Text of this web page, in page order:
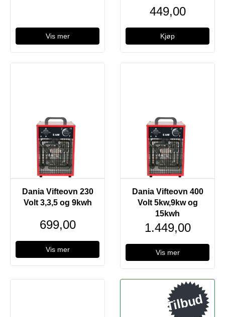
Vis mer
449,00
Dania Vifteovn 230
Volt 3,3,5 og 9kwh
699,00
Vis mer
Dania Vifteovn 400
Volt 5kw,9kw og
15kwh
1.449,00
Vis mer
Tilbud